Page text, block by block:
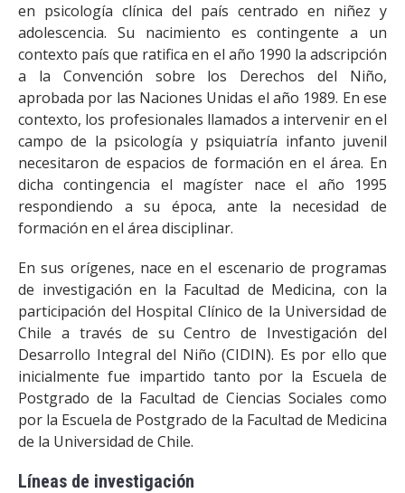
en psicología clínica del país centrado en niñez y
adolescencia. Su nacimiento es contingente a un
contexto país que ratifica en el año 1990 la adscripción
a la Convención sobre los Derechos del Niño,
aprobada por las Naciones Unidas el año 1989. En ese
contexto, los profesionales llamados a intervenir en el
campo de la psicología y psiquiatría infanto juvenil
necesitaron de espacios de formación en el área. En
dicha contingencia el magíster nace el año 1995
respondiendo a su época, ante la necesidad de
formación en el área disciplinar.
En sus orígenes, nace en el escenario de programas
de investigación en la Facultad de Medicina, con la
participación del Hospital Clínico de la Universidad de
Chile a través de su Centro de Investigación del
Desarrollo Integral del Niño (CIDIN). Es por ello que
inicialmente fue impartido tanto por la Escuela de
Postgrado de la Facultad de Ciencias Sociales como
por la Escuela de Postgrado de la Facultad de Medicina
de la Universidad de Chile.
Líneas de investigación